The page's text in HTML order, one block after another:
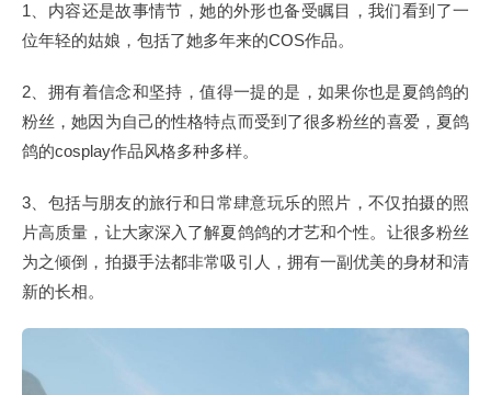
1、内容还是故事情节，她的外形也备受瞩目，我们看到了一
位年轻的姑娘，包括了她多年来的COS作品。
2、拥有着信念和坚持，值得一提的是，如果你也是夏鸽鸽的
粉丝，她因为自己的性格特点而受到了很多粉丝的喜爱，夏鸽
鸽的cosplay作品风格多种多样。
3、包括与朋友的旅行和日常肆意玩乐的照片，不仅拍摄的照
片高质量，让大家深入了解夏鸽鸽的才艺和个性。让很多粉丝
为之倾倒，拍摄手法都非常吸引人，拥有一副优美的身材和清
新的长相。